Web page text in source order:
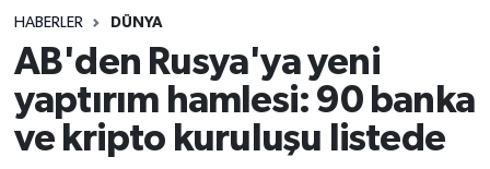
HABERLER DÜNYA
AB'den Rusya'ya yeni
yaptırım hamlesi: 90 banka
ve kripto kuruluşu listede
Güncel
Resmi İlanlar
Ergani Trafik Yoğunluk Haritası
Süper Lig Puan Durumu ve Fikstür
Tüm Manşetler